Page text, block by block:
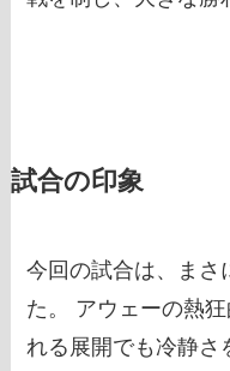
試合の印象
今回の試合は、まさ
た。 アウェーの熱
れる展開でも冷静さ